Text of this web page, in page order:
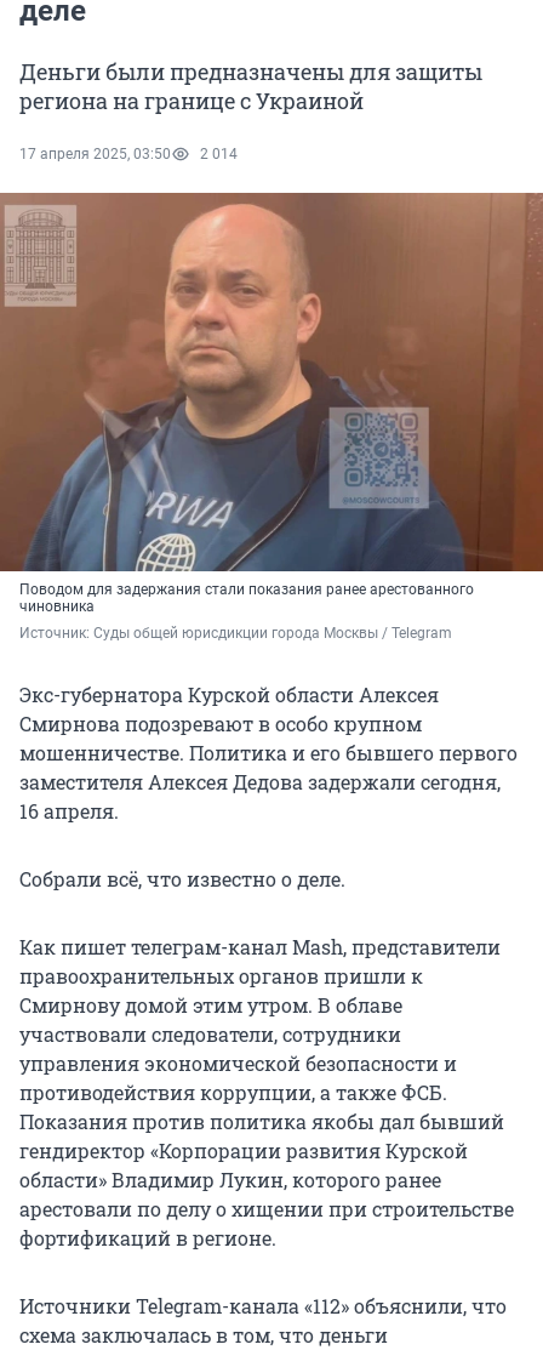
деле
Деньги были предназначены для защиты
региона на границе с Украиной
17 апреля 2025, 03:50 2 014
Поводом для задержания стали показания ранее арестованного
чиновника
Источник: Суды общей юрисдикции города Москвы / Telegram
Экс-губернатора Курской области Алексея
Смирнова подозревают в особо крупном
мошенничестве. Политика и его бывшего первого
заместителя Алексея Дедова задержали сегодня,
16 апреля.
Собрали всё, что известно о деле.
Как пишет телеграм-канал Mash, представители
правоохранительных органов пришли к
Смирнову домой этим утром. В облаве
участвовали следователи, сотрудники
управления экономической безопасности и
противодействия коррупции, а также ФСБ.
Показания против политика якобы дал бывший
гендиректор «Корпорации развития Курской
области» Владимир Лукин, которого ранее
арестовали по делу о хищении при строительстве
фортификаций в регионе.
Источники Telegram-канала «112» объяснили, что
схема заключалась в том, что деньги